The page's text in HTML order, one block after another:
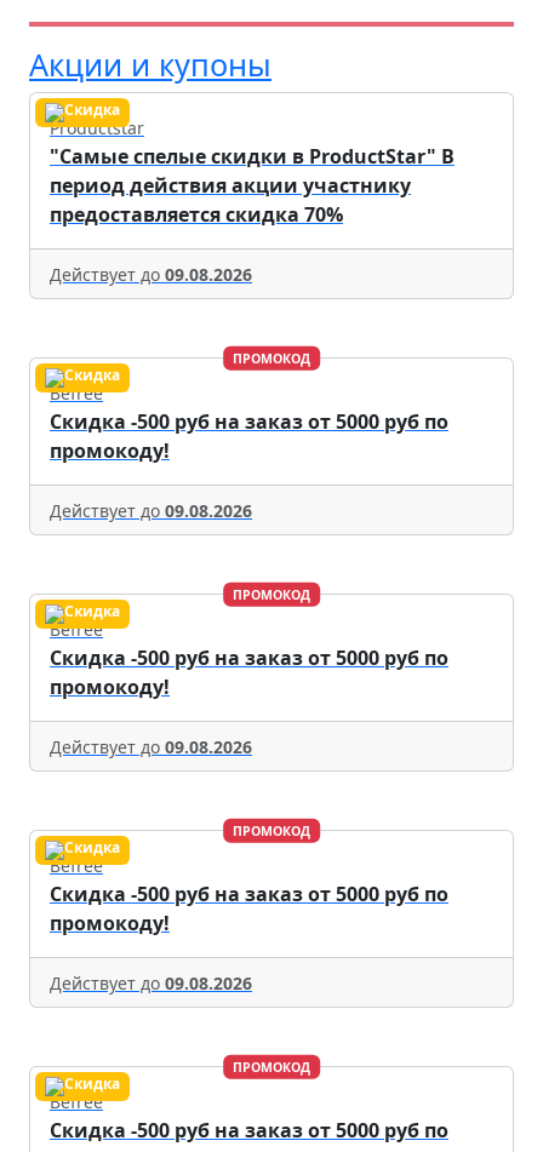
Акции и купоны
Productstar
"Самые спелые скидки в ProductStar" В
период действия акции участнику
предоставляется скидка 70%
Действует до 09.08.2026
ПРОМОКОД
Befree
Скидка -500 руб на заказ от 5000 руб по
промокоду!
Действует до 09.08.2026
ПРОМОКОД
Befree
Скидка -500 руб на заказ от 5000 руб по
промокоду!
Действует до 09.08.2026
ПРОМОКОД
Befree
Скидка -500 руб на заказ от 5000 руб по
промокоду!
Действует до 09.08.2026
ПРОМОКОД
Befree
Скидка -500 руб на заказ от 5000 руб по